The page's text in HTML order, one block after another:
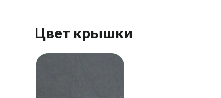
Цвет крышки